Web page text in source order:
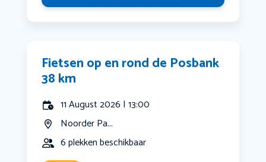
Fietsen op en rond de Posbank
38 km
11 August 2026 | 13:00
Noorder Pa...
6 plekken beschikbaar